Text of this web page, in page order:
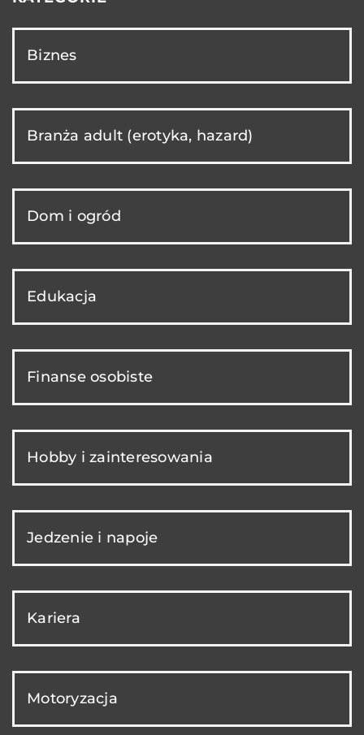
Biznes
Branża adult (erotyka, hazard)
Dom i ogród
Edukacja
Finanse osobiste
Hobby i zainteresowania
Jedzenie i napoje
Kariera
Motoryzacja